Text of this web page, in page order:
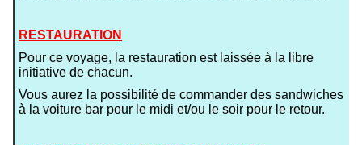
RESTAURATION
Pour ce voyage, la restauration est laissée à la libre
initiative de chacun.
Vous aurez la possibilité de commander des sandwiches
à la voiture bar pour le midi et/ou le soir pour le retour.